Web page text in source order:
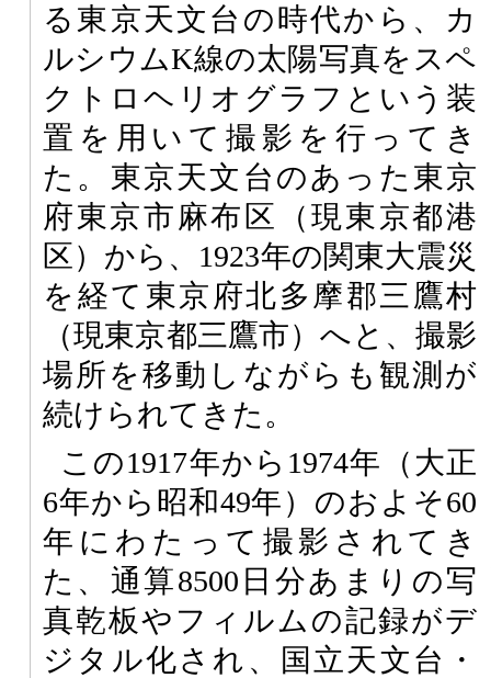
る東京天文台の時代から、カ
ルシウムK線の太陽写真をスペ
クトロヘリオグラフという装
置を用いて撮影を行ってき
た。東京天文台のあった東京
府東京市麻布区（現東京都港
区）から、1923年の関東大震災
を経て東京府北多摩郡三鷹村
（現東京都三鷹市）へと、撮影
場所を移動しながらも観測が
続けられてきた。
この1917年から1974年（大正
6年から昭和49年）のおよそ60
年にわたって撮影されてき
た、通算8500日分あまりの写
真乾板やフィルムの記録がデ
ジタル化され、国立天文台・